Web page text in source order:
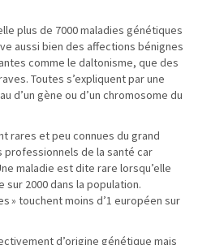
plus de 7000 maladies génétiques
aussi bien des affections bénignes
comme le daltonisme, que des
Toutes s’expliquent par une
d’un gène ou d’un chromosome du
rares et peu connues du grand
professionnels de la santé car
maladie est dite rare lorsqu’elle
sur 2000 dans la population.
» touchent moins d’1 européen sur
d’origine génétique mais